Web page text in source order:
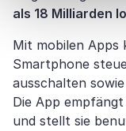
als 18 Milliarden
Mit mobilen Apps
Smartphone
ausschalten
Die App
und stellt sie